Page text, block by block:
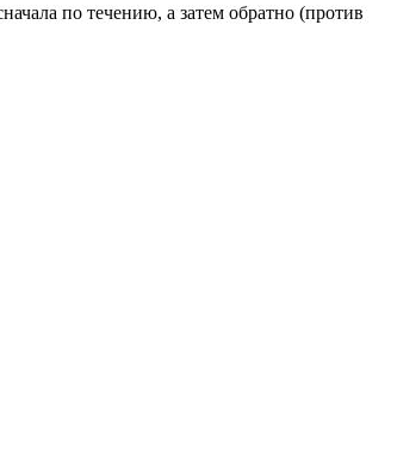
по течению, а затем обратно (против